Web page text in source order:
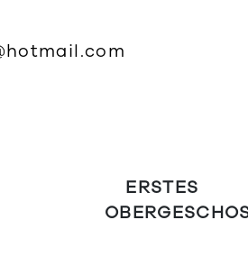
ERSTES